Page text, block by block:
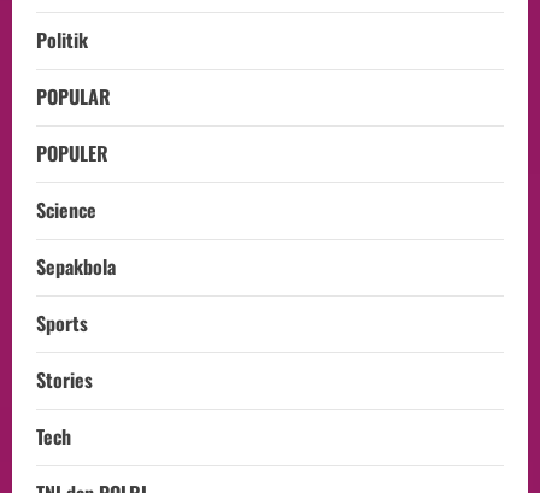
Politik
POPULAR
POPULER
Science
Sepakbola
Sports
Stories
Tech